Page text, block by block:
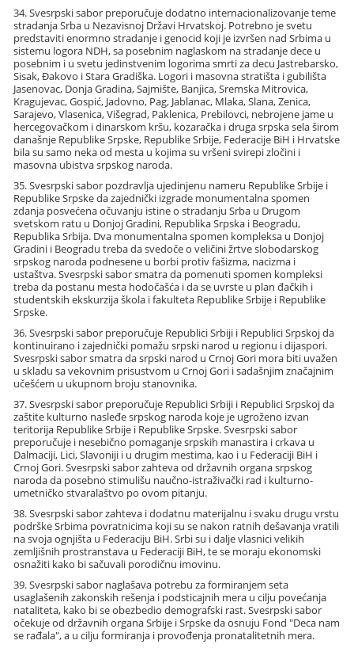
34. Svesrpski sabor preporučuje dodatno internacionalizovanje teme
stradanja Srba u Nezavisnoj Državi Hrvatskoj. Potrebno je svetu
predstaviti enormno stradanje i genocid koji je izvršen nad Srbima u
sistemu logora NDH, sa posebnim naglaskom na stradanje dece u
posebnim i u svetu jedinstvenim logorima smrti za decu Jastrebarsko,
Sisak, Đakovo i Stara Gradiška. Logori i masovna stratišta i gubilišta
Jasenovac, Donja Gradina, Sajmište, Banjica, Sremska Mitrovica,
Kragujevac, Gospić, Jadovno, Pag, Jablanac, Mlaka, Slana, Zenica,
Sarajevo, Vlasenica, Višegrad, Paklenica, Prebilovci, nebrojene jame u
hercegovačkom i dinarskom kršu, kozaračka i druga srpska sela širom
današnje Republike Srpske, Republike Srbije, Federacije BiH i Hrvatske
bila su samo neka od mesta u kojima su vršeni svirepi zločini i
masovna ubistva srpskog naroda.
35. Svesrpski sabor pozdravlja ujedinjenu nameru Republike Srbije i
Republike Srpske da zajednički izgrade monumentalna spomen
zdanja posvećena očuvanju istine o stradanju Srba u Drugom
svetskom ratu u Donjoj Gradini, Republika Srpska i Beogradu,
Republika Srbija. Dva monumentalna spomen kompleksa u Donjoj
Gradini i Beogradu treba da svedoče o veličini žrtve slobodarskog
srpskog naroda podnesene u borbi protiv fašizma, nacizma i
ustaštva. Svesrpski sabor smatra da pomenuti spomen kompleksi
treba da postanu mesta hodočašća i da se uvrste u plan đačkih i
studentskih ekskurzija škola i fakulteta Republike Srbije i Republike
Srpske.
36. Svesrpski sabor preporučuje Republici Srbiji i Republici Srpskoj da
kontinuirano i zajednički pomažu srpski narod u regionu i dijaspori.
Svesrpski sabor smatra da srpski narod u Crnoj Gori mora biti uvažen
u skladu sa vekovnim prisustvom u Crnoj Gori i sadašnjim značajnim
učešćem u ukupnom broju stanovnika.
37. Svesrpski sabor preporučuje Republici Srbiji i Republici Srpskoj da
zaštite kulturno nasleđe srpskog naroda koje je ugroženo izvan
teritorija Republike Srbije i Republike Srpske. Svesrpski sabor
preporučuje i nesebično pomaganje srpskih manastira i crkava u
Dalmaciji, Lici, Slavoniji i u drugim mestima, kao i u Federaciji BiH i
Crnoj Gori. Svesrpski sabor zahteva od državnih organa srpskog
naroda da posebno stimulišu naučno-istraživački rad i kulturno-
umetničko stvaralaštvo po ovom pitanju.
38. Svesrpski sabor zahteva i dodatnu materijalnu i svaku drugu vrstu
podrške Srbima povratnicima koji su se nakon ratnih dešavanja vratili
na svoja ognjišta u Federaciju BiH. Srbi su i dalje vlasnici velikih
zemljišnih prostranstava u Federaciji BiH, te se moraju ekonomski
osnažiti kako bi sačuvali porodičnu imovinu.
39. Svesrpski sabor naglašava potrebu za formiranjem seta
usaglašenih zakonskih rešenja i podsticajnih mera u cilju povećanja
nataliteta, kako bi se obezbedio demografski rast. Svesrpski sabor
očekuje od državnih organa Srbije i Srpske da osnuju Fond "Deca nam
se rađala", a u cilju formiranja i provođenja pronatalitetnih mera.